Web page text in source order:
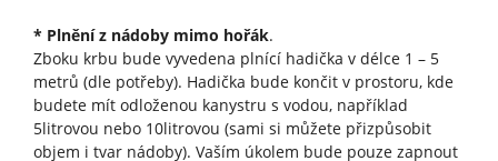
* Plnění z nádoby mimo hořák.
Zboku krbu bude vyvedena plnící hadička v délce 1 – 5
metrů (dle potřeby). Hadička bude končit v prostoru, kde
budete mít odloženou kanystru s vodou, například
5litrovou nebo 10litrovou (sami si můžete přizpůsobit
objem i tvar nádoby). Vaším úkolem bude pouze zapnout